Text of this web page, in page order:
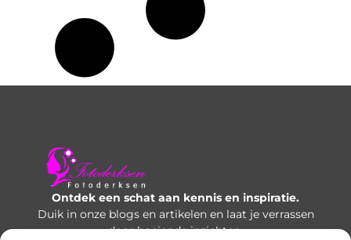
Ontdek een schat aan kennis en inspiratie.
Duik in onze blogs en artikelen en laat je verrassen
door boeiende inzichten.